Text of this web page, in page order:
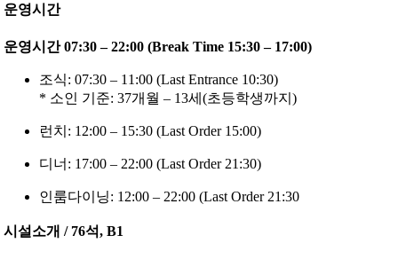
운영시간
운영시간 07:30 – 22:00 (Break Time 15:30 – 17:00)
조식: 07:30 – 11:00 (Last Entrance 10:30)
* 소인 기준: 37개월 – 13세(초등학생까지)
런치: 12:00 – 15:30 (Last Order 15:00)
디너: 17:00 – 22:00 (Last Order 21:30)
인룸다이닝: 12:00 – 22:00 (Last Order 21:30
시설소개 / 76석, B1